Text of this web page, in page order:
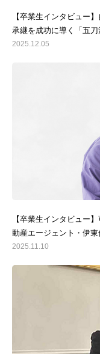
【卒業生インタビュー
承継を成功に導く「五
2025.12.05
【卒業生インタビュー
動産エージェント・伊
2025.11.10